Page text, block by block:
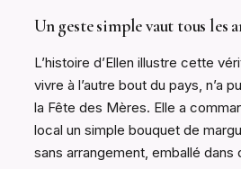
Un geste simple vaut tous les
L’histoire d’Ellen illustre cette
vivre à l’autre bout du pays, n’a
la Fête des Mères. Elle a
local un simple bouquet de
sans arrangement, emballé dans